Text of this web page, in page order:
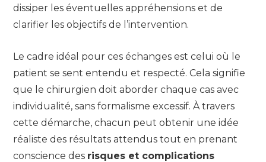
dissiper les éventuelles appréhensions et de
clarifier les objectifs de l’intervention.
Le cadre idéal pour ces échanges est celui où le
patient se sent entendu et respecté. Cela signifie
que le chirurgien doit aborder chaque cas avec
individualité, sans formalisme excessif. À travers
cette démarche, chacun peut obtenir une idée
réaliste des résultats attendus tout en prenant
conscience des risques et complications